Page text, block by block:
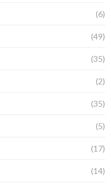
(6)
(49)
(35)
(2)
(35)
(5)
(17)
(14)